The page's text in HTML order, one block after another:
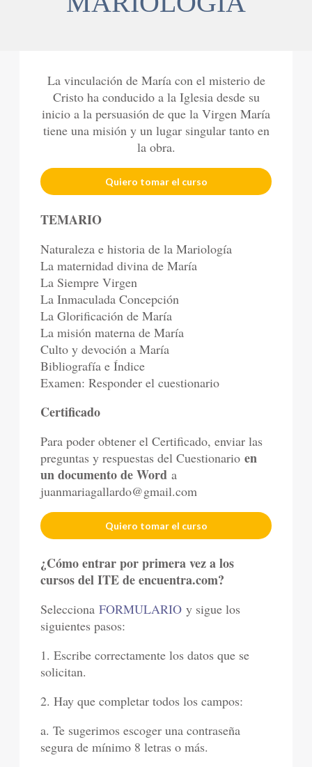
La vinculación de María con el misterio de
Cristo ha conducido a la Iglesia desde su
inicio a la persuasión de que la Virgen María
tiene una misión y un lugar singular tanto en
la obra.
Quiero tomar el curso
TEMARIO
Naturaleza e historia de la Mariología
La maternidad divina de María
La Siempre Virgen
La Inmaculada Concepción
La Glorificación de María
La misión materna de María
Culto y devoción a María
Bibliografía e Índice
Examen: Responder el cuestionario
Certificado
Para poder obtener el Certificado, enviar las
preguntas y respuestas del Cuestionarioen
un documento de Worda
juanmariagallardo@gmail.com
Quiero tomar el curso
¿Cómo entrar por primera vez a los
cursos del ITE de encuentra.com?
SeleccionaFORMULARIO y sigue los
siguientes pasos:
1. Escribe correctamente los datos que se
solicitan.
2. Hay que completar todos los campos:
a. Te sugerimos escoger una contraseña
segura de mínimo 8 letras o más.